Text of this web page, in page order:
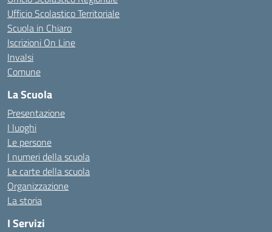
Ufficio Scolastico Territoriale
Scuola in Chiaro
Iscrizioni On Line
Invalsi
Comune
La Scuola
Presentazione
I luoghi
Le persone
I numeri della scuola
Le carte della scuola
Organizzazione
La storia
I Servizi